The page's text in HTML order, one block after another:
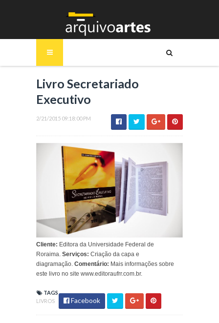
Livro Secretariado
Executivo
2/21/2015 09:18:00 PM
Cliente: Editora da Universidade Federal de
Roraima. Serviços: Criação da capa e
diagramação. Comentário: Mais informações sobre
este livro no site www.editoraufrr.com.br.
TAGS
LIVROS
Facebook